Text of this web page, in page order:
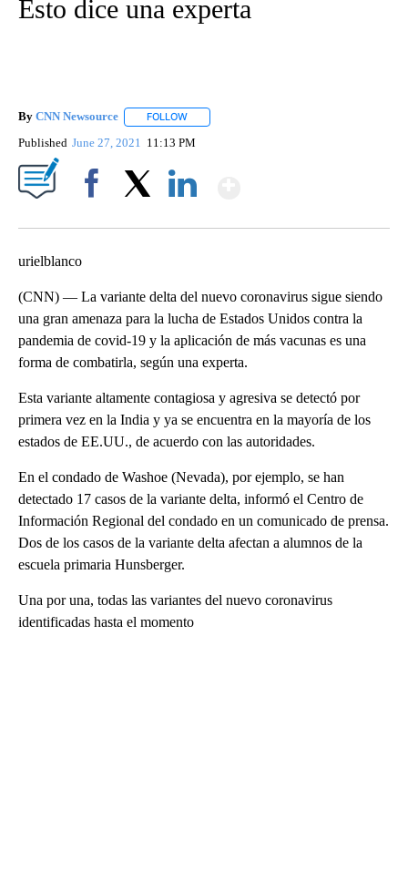
Esto dice una experta
By CNN Newsource FOLLOW
Published June 27, 2021 11:13 PM
urielblanco
(CNN) — La variante delta del nuevo coronavirus sigue siendo
una gran amenaza para la lucha de Estados Unidos contra la
pandemia de covid-19 y la aplicación de más vacunas es una
forma de combatirla, según una experta.
Esta variante altamente contagiosa y agresiva se detectó por
primera vez en la India y ya se encuentra en la mayoría de los
estados de EE.UU., de acuerdo con las autoridades.
En el condado de Washoe (Nevada), por ejemplo, se han
detectado 17 casos de la variante delta, informó el Centro de
Información Regional del condado en un comunicado de prensa.
Dos de los casos de la variante delta afectan a alumnos de la
escuela primaria Hunsberger.
Una por una, todas las variantes del nuevo coronavirus
identificadas hasta el momento